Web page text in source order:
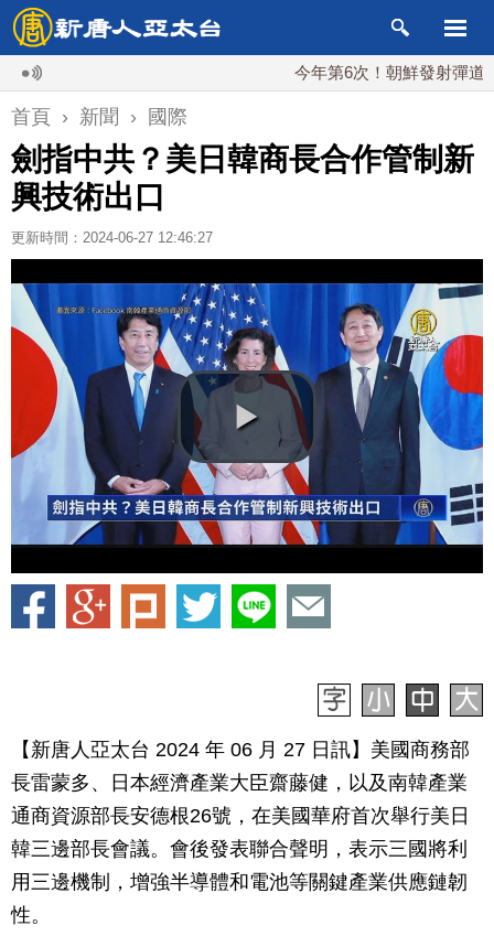
今年第6次！朝鮮發射彈道導彈
首頁 › 新聞 › 國際
劍指中共？美日韓商長合作管制新
興技術出口
更新時間：2024-06-27 12:46:27
【新唐人亞太台 2024 年 06 月 27 日訊】美國商務部
長雷蒙多、日本經濟產業大臣齋藤健，以及南韓產業
通商資源部長安德根26號，在美國華府首次舉行美日
韓三邊部長會議。會後發表聯合聲明，表示三國將利
用三邊機制，增強半導體和電池等關鍵產業供應鏈韌
性。